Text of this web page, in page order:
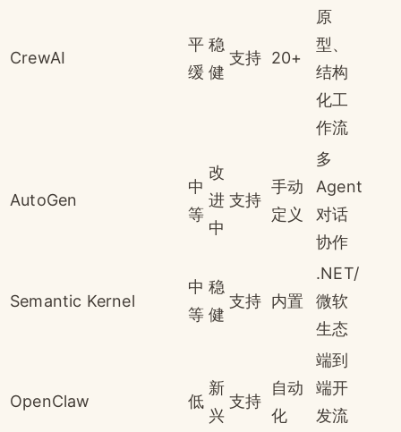
CrewAI
平
缓
稳
健
支持 20+
原
型、
结构
化工
作流
AutoGen
中
等
改
进
中
支持
手动
定义
多
Agent
对话
协作
Semantic Kernel
中
等
稳
健
支持 内置
.NET/
微软
生态
OpenClaw 低
新
兴
支持
自动
化
端到
端开
发流